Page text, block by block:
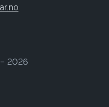
2026